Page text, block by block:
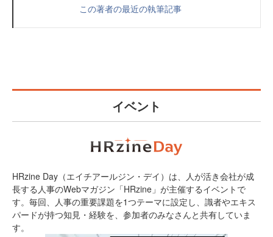
この著者の最近の執筆記事
イベント
HRzine Day（エイチアールジン・デイ）は、人が活き会社が成
長する人事のWebマガジン「HRzine」が主催するイベントで
す。毎回、人事の重要課題を1つテーマに設定し、識者やエキス
パードが持つ知見・経験を、参加者のみなさんと共有していま
す。